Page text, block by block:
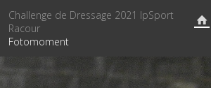
Challenge de Dressage 2021 IpSport
Racour
Fotomoment